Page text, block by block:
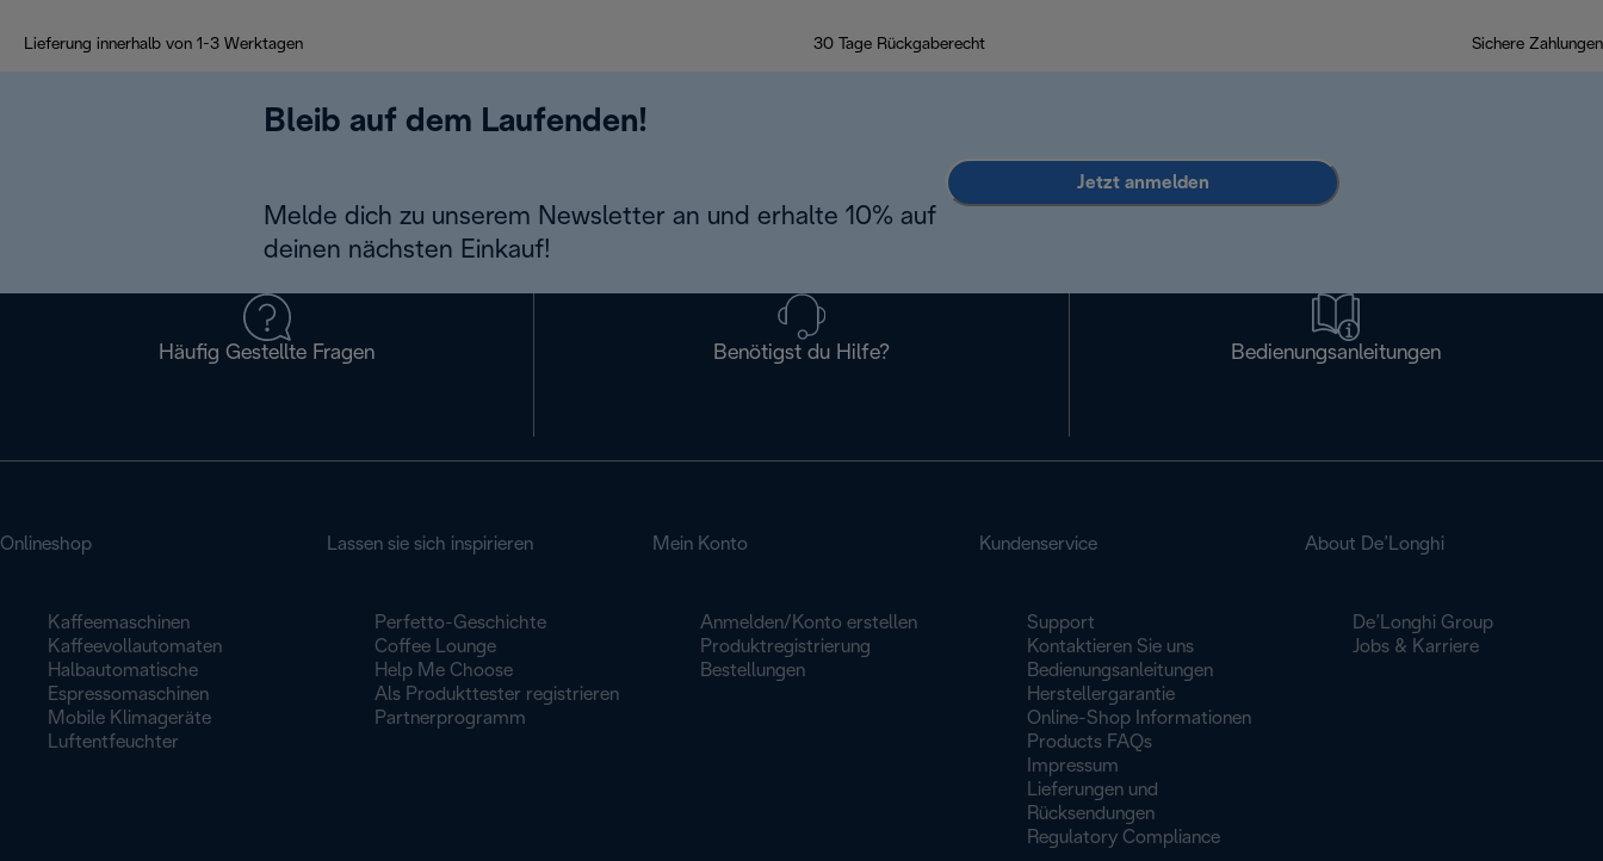
Lieferung innerhalb von 1-3 Werktagen 30 Tage Rückgaberecht Sichere Zahlungen
Bleib auf dem Laufenden!
Melde dich zu unserem Newsletter an und erhalte 10% auf
deinen nächsten Einkauf!
Jetzt anmelden
Häufig Gestellte Fragen Benötigst du Hilfe? Bedienungsanleitungen
Onlineshop
Kaffeemaschinen
Kaffeevollautomaten
Halbautomatische
Espressomaschinen
Mobile Klimageräte
Luftentfeuchter
Lassen sie sich inspirieren
Perfetto-Geschichte
Coffee Lounge
Help Me Choose
Als Produkttester registrieren
Partnerprogramm
Mein Konto
Anmelden/Konto erstellen
Produktregistrierung
Bestellungen
Kundenservice
Support
Kontaktieren Sie uns
Bedienungsanleitungen
Herstellergarantie
Online-Shop Informationen
Products FAQs
Impressum
Lieferungen und
Rücksendungen
Regulatory Compliance
About De’Longhi
De’Longhi Group
Jobs & Karriere